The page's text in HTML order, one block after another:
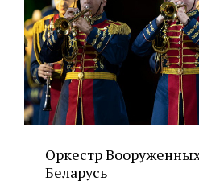
Оркестр
Беларусь